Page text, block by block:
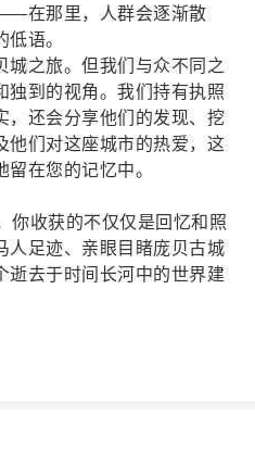
在那里，人群会逐渐散
语。
城之旅。但我们与众不同之
独到的视角。我们持有执照
，还会分享他们的发现、挖
他们对这座城市的热爱，这
在您的记忆中。
你收获的不仅仅是回忆和照
足迹、亲眼目睹庞贝古城
逝去于时间长河中的世界建